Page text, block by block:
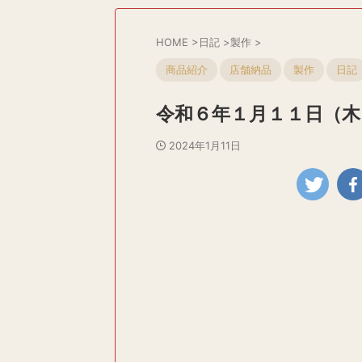
HOME >日記 >製作 >
商品紹介 店舗納品 製作 日記
令和６年１月１１日（
2024年1月11日